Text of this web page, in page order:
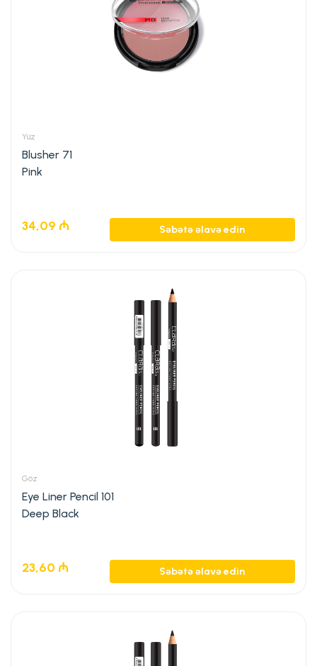
Yüz
Blusher 71
Pink
34,09 ₼ Səbətə əlavə edin
Göz
Eye Liner Pencil 101
Deep Black
23,60 ₼ Səbətə əlavə edin